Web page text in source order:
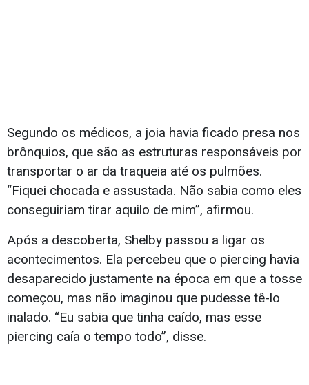
Segundo os médicos, a joia havia ficado presa nos
brônquios, que são as estruturas responsáveis por
transportar o ar da traqueia até os pulmões.
“Fiquei chocada e assustada. Não sabia como eles
conseguiriam tirar aquilo de mim”, afirmou.
Após a descoberta, Shelby passou a ligar os
acontecimentos. Ela percebeu que o piercing havia
desaparecido justamente na época em que a tosse
começou, mas não imaginou que pudesse tê-lo
inalado. “Eu sabia que tinha caído, mas esse
piercing caía o tempo todo”, disse.